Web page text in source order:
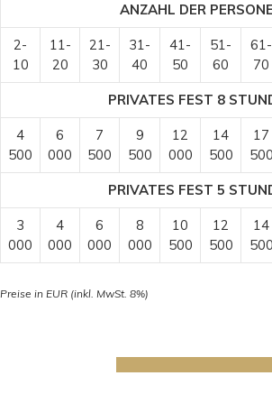
ANZAHL DER
2-
10
11-
20
21-
30
31-
40
41-
50
51-
60
61-
70
PRIVATES FEST 8
4
500
6
000
7
500
9
500
12
000
14
500
17
500
PRIVATES FEST 5
3
000
4
000
6
000
8
000
10
500
12
500
14
500
Preise in EUR (inkl. MwSt. 8%)